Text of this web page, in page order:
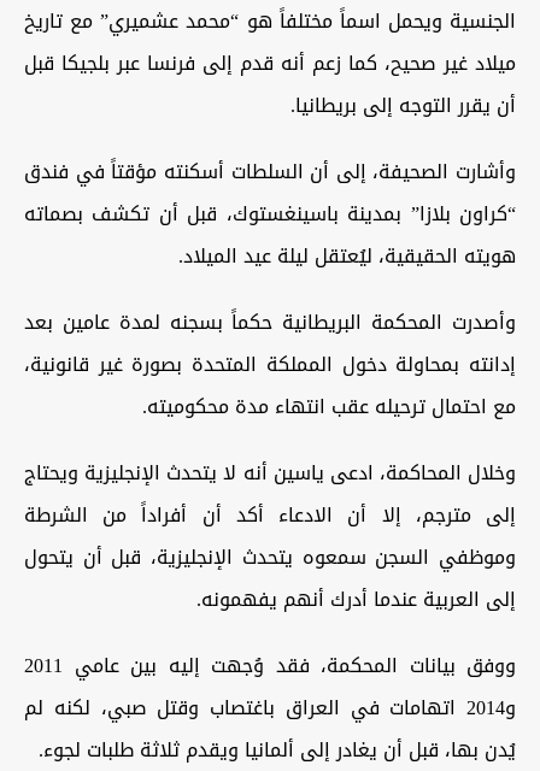
الجنسية ويحمل اسماً مختلفاً هو “محمد عشميري” مع تاريخ
ميلاد غير صحيح، كما زعم أنه قدم إلى فرنسا عبر بلجيكا قبل
أن يقرر التوجه إلى بريطانيا.
وأشارت الصحيفة، إلى أن السلطات أسكنته مؤقتاً في فندق
“كراون بلازا” بمدينة باسينغستوك، قبل أن تكشف بصماته
هويته الحقيقية، ليُعتقل ليلة عيد الميلاد.
وأصدرت المحكمة البريطانية حكماً بسجنه لمدة عامين بعد
إدانته بمحاولة دخول المملكة المتحدة بصورة غير قانونية،
مع احتمال ترحيله عقب انتهاء مدة محكوميته.
وخلال المحاكمة، ادعى ياسين أنه لا يتحدث الإنجليزية ويحتاج
إلى مترجم، إلا أن الادعاء أكد أن أفراداً من الشرطة
وموظفي السجن سمعوه يتحدث الإنجليزية، قبل أن يتحول
إلى العربية عندما أدرك أنهم يفهمونه.
ووفق بيانات المحكمة، فقد وُجهت إليه بين عامي 2011
و2014 اتهامات في العراق باغتصاب وقتل صبي، لكنه لم
يُدن بها، قبل أن يغادر إلى ألمانيا ويقدم ثلاثة طلبات لجوء.